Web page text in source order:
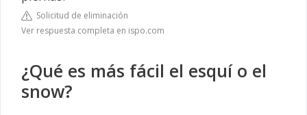
Solicitud de eliminación
Ver respuesta completa en ispo.com
¿Qué es más fácil el esquí o el
snow?